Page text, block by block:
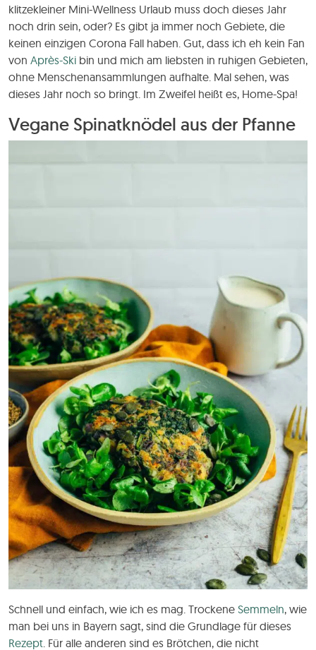
klitzekleiner Mini-Wellness Urlaub muss doch dieses Jahr
noch drin sein, oder? Es gibt ja immer noch Gebiete, die
keinen einzigen Corona Fall haben. Gut, dass ich eh kein Fan
von Après-Ski bin und mich am liebsten in ruhigen Gebieten,
ohne Menschenansammlungen aufhalte. Mal sehen, was
dieses Jahr noch so bringt. Im Zweifel heißt es, Home-Spa!
Vegane Spinatknödel aus der Pfanne
Schnell und einfach, wie ich es mag. Trockene Semmeln, wie
man bei uns in Bayern sagt, sind die Grundlage für dieses
Rezept . Für alle anderen sind es Brötchen, die nicht